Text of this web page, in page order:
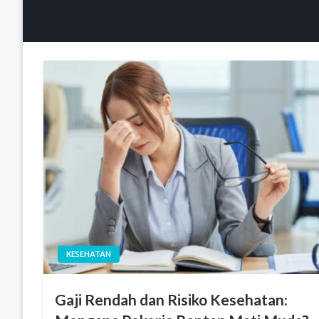
KESEHATAN
Gaji Rendah dan Risiko Kesehatan: